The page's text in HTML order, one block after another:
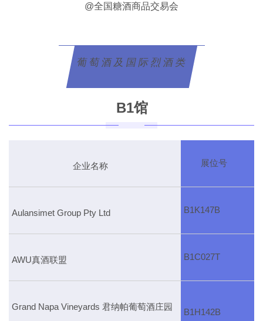
@全国糖酒商品交易会
葡萄酒及国际烈酒类
B1馆
企业名称 展位号
Aulansimet Group Pty Ltd B1K147B
AWU真酒联盟 B1C027T
Grand Napa Vineyards 君纳帕葡萄酒庄园
B1H142B